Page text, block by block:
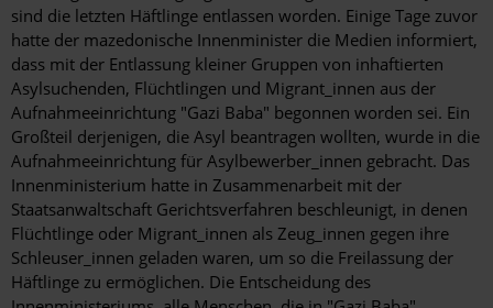
sind die letzten Häftlinge entlassen worden. Einige Tage zuvor
hatte der mazedonische Innenminister die Medien informiert,
dass mit der Entlassung kleiner Gruppen von inhaftierten
Asylsuchenden, Flüchtlingen und Migrant_innen aus der
Aufnahmeeinrichtung "Gazi Baba" begonnen worden sei. Ein
Großteil derjenigen, die Asyl beantragen wollten, wurde in die
Aufnahmeeinrichtung für Asylbewerber_innen gebracht. Das
Innenministerium hatte in Zusammenarbeit mit der
Staatsanwaltschaft Gerichtsverfahren beschleunigt, in denen
Flüchtlinge oder Migrant_innen als Zeug_innen gegen ihre
Schleuser_innen geladen waren, um so die Freilassung der
Häftlinge zu ermöglichen. Die Entscheidung des